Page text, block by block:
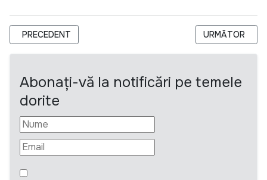
ARTICOL PRECEDENT: INVITATION FOR BIDS- IRI MOLDOVA
PRECEDENT ARTICOLUL
URMĂTOR
Abonați-vă la notificări pe temele
dorite